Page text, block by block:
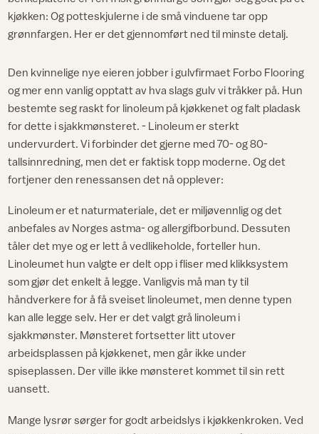
kjøkken: Og potteskjulerne i de små vinduene tar opp
grønnfargen. Her er det gjennomført ned til minste detalj.
Den kvinnelige nye eieren jobber i gulvfirmaet Forbo Flooring
og mer enn vanlig opptatt av hva slags gulv vi tråkker på. Hun
bestemte seg raskt for linoleum på kjøkkenet og falt pladask
for dette i sjakkmønsteret. - Linoleum er sterkt
undervurdert. Vi forbinder det gjerne med 70- og 80-
tallsinnredning, men det er faktisk topp moderne. Og det
fortjener den renessansen det nå opplever:
Linoleum er et naturmateriale, det er miljøvennlig og det
anbefales av Norges astma- og allergifborbund. Dessuten
tåler det mye og er lett å vedlikeholde, forteller hun.
Linoleumet hun valgte er delt opp i fliser med klikksystem
som gjør det enkelt å legge. Vanligvis må man ty til
håndverkere for å få sveiset linoleumet, men denne typen
kan alle legge selv. Her er det valgt grå linoleum i
sjakkmønster. Mønsteret fortsetter litt utover
arbeidsplassen på kjøkkenet, men går ikke under
spiseplassen. Der ville ikke mønsteret kommet til sin rett
uansett.
Mange lysrør sørger for godt arbeidslys i kjøkkenkroken. Ved